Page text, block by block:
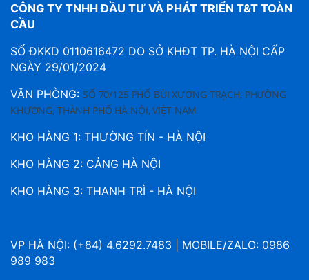
CÔNG TY TNHH ĐẦU TƯ VÀ PHÁT TRIỂN T&T TOÀN
CẦU
SỐ ĐKKD 0110616472 DO SỞ KHĐT TP. HÀ NỘI CẤP
NGÀY 29/01/2024
VĂN PHÒNG: SỐ 70/125 PHỐ BÙI XƯƠNG TRẠCH, PHƯỜNG
KHƯƠNG, THÀNH PHỐ HÀ NỘI, VIỆT NAM
KHO HÀNG 1: THƯỜNG TÍN - HÀ NỘI
KHO HÀNG 2: CẢNG HÀ NỘI
KHO HÀNG 3: THANH TRÌ - HÀ NỘI
VP HÀ NỘI: (+84) 4.6292.7483 | MOBILE/ZALO: 0986
989 983